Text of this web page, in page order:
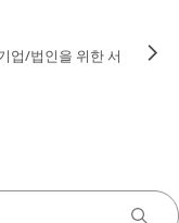
업/법인을 위한 서